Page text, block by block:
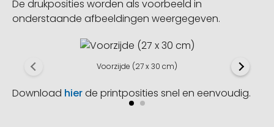
De drukposities worden als voorbeeld in
onderstaande afbeeldingen weergegeven.
Voorzijde (27 x 30 cm)
Download hierde printposities snel en eenvoudig.